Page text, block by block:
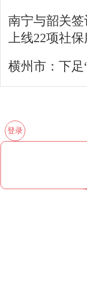
南宁与韶关
上线22项社
横州市：下足
登录